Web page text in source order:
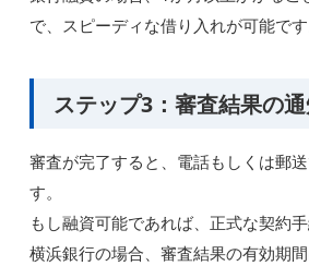
で、スピーディな借り入れが可能です
ステップ3：審査結果の
審査が完了すると、電話もしくは郵
す。
もし融資可能であれば、正式な契約
横浜銀行の場合、審査結果の有効期間